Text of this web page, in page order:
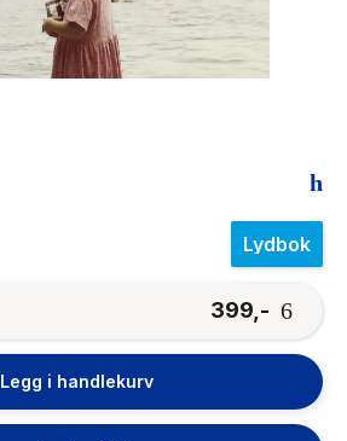
Lydbok
399,-
Legg i handlekurv